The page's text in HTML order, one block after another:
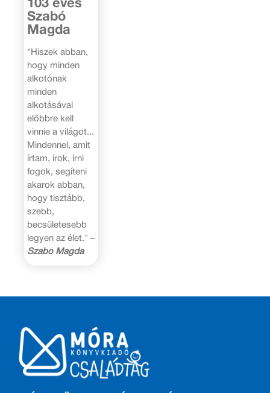
103 éves
Szabó
Magda
"Hiszek abban,
hogy minden
alkotónak
minden
alkotásával
előbbre kell
vinnie a világot...
Mindennel, amit
írtam, írok, írni
fogok, segíteni
akarok abban,
hogy tisztább,
szebb,
becsületesebb
legyen az élet." –
Szabó Magda